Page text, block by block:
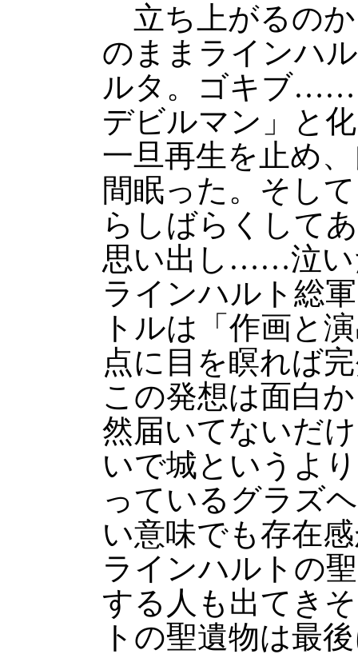
立ち上がるの
のままラインハ
ルタ。ゴキブ……
デビルマン」と
一旦再生を止め
間眠った。そし
らしばらくして
思い出し……泣い
ラインハルト総
トルは「作画と
点に目を瞑れば
この発想は面白
然届いてないだ
いで城というよ
っているグラズ
い意味でも存在
ラインハルトの
する人も出てき
トの聖遺物は最